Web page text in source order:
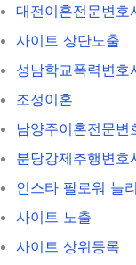
대전이혼전문변호
사이트 상단노출
성남학교폭력변호
조정이혼
남양주이혼전문변
분당강제추행변호
인스타 팔로워 늘
사이트 노출
사이트 상위등록